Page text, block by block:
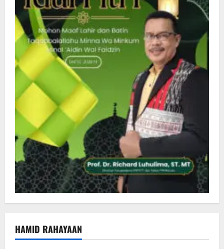
HAMID RAHAYAAN